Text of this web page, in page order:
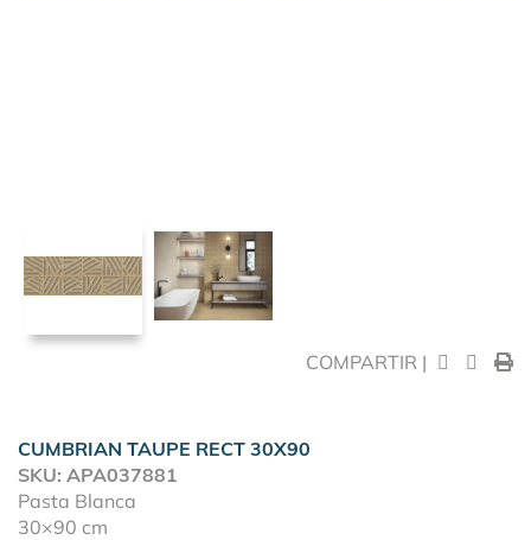
COMPARTIR |
CUMBRIAN TAUPE RECT 30X90
SKU: APA037881
Pasta Blanca
30×90 cm